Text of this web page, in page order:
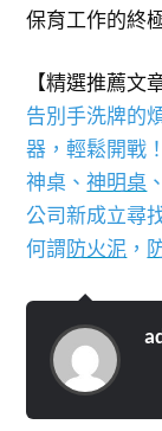
保育工作的終
【精選推薦文
告別手洗牌的
器，輕鬆開戰！
神桌、神明桌
公司新成立尋
何謂防火泥 ，